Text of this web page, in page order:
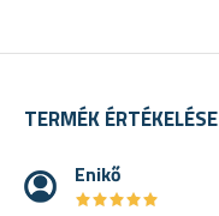
TERMÉK ÉRTÉKELÉSE
Enikő
★★★★★
★★★★★